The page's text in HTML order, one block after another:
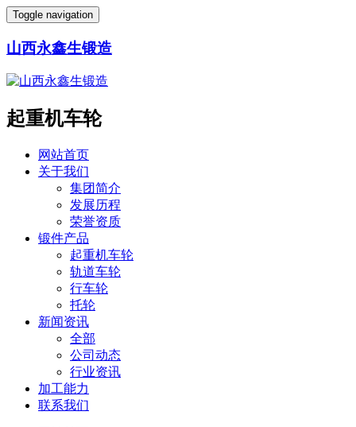
Toggle navigation
山西永鑫生锻造
起重机车轮
网站首页
关于我们
集团简介
发展历程
荣誉资质
锻件产品
起重机车轮
轨道车轮
行车轮
托轮
新闻资讯
全部
公司动态
行业资讯
加工能力
联系我们